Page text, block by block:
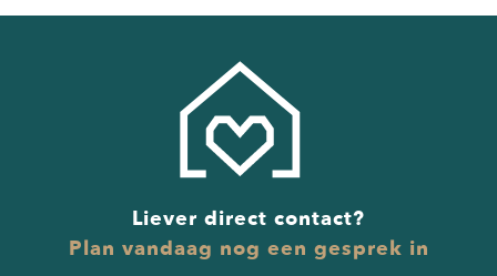
Liever direct contact?
Plan vandaag nog een gesprek in